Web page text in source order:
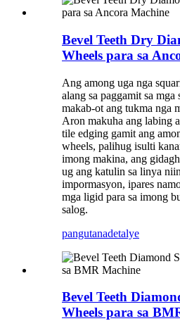
Bevel Teeth Dry
Wheels para sa
Ang among uga nga
alang sa paggamit sa
makab-ot ang tukma nga
Aron makuha ang labing
tile edging gamit ang
wheels, palihug isulti
imong makina, ang
ug ang katulin sa linya
impormasyon, ipares
mga ligid para sa imong
salog.
pangutanadetalye
Bevel Teeth
Wheels para sa